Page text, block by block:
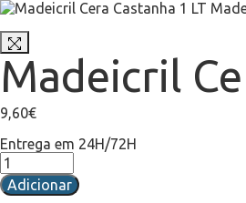
Madeicril
9,60€
Entrega em 24H/72H
Adicionar